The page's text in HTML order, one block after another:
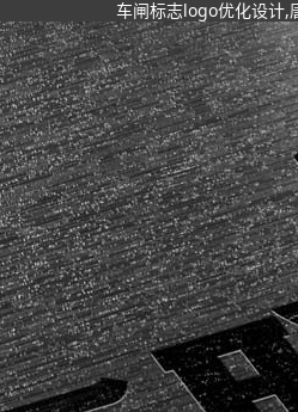
车闸标志logo优化设计,